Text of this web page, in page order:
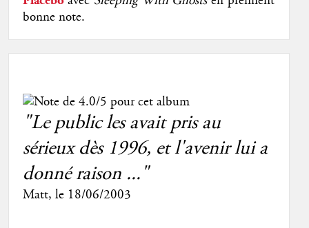
bonne note.
"Le public les avait pris au
sérieux dès 1996, et l'avenir lui a
donné raison ..."
Matt, le 18/06/2003